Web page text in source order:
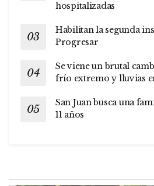
hospitalizadas
Habilitan la segunda
Progresar
Se viene un brutal
frío extremo y lluvias
San Juan busca una
11 años